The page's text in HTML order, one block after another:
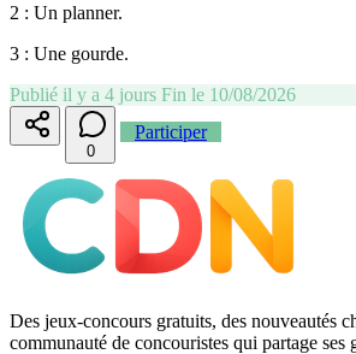
2 : Un planner.
3 : Une gourde.
Publié il y a 4 jours Fin le 10/08/2026
0
Participer
Des jeux-concours gratuits, des nouveautés
communauté de concouristes qui partage ses